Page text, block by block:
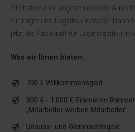
Sie haben eine abgeschlossene
für Lager und Logistik (m/w/d)? Dann
jetzt als Fachkraft für Lagerlogistik (m/
Was wir Ihnen bieten:
700 € Willkommensgeld
500 € - 1.000 € Prämie im
„Mitarbeiter werben Mitarbeiter“
Urlaubs- und Weihnachtsgeld